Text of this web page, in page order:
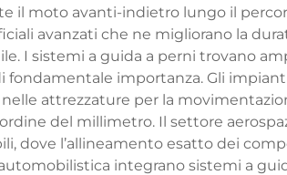
il moto avanti-indietro lungo il
avanzati che ne migliorano la
I sistemi a guida a perni trovano
fondamentale importanza. Gli
attrezzature per la
del millimetro. Il settore
dove l’allineamento esatto dei
integrano sistemi a